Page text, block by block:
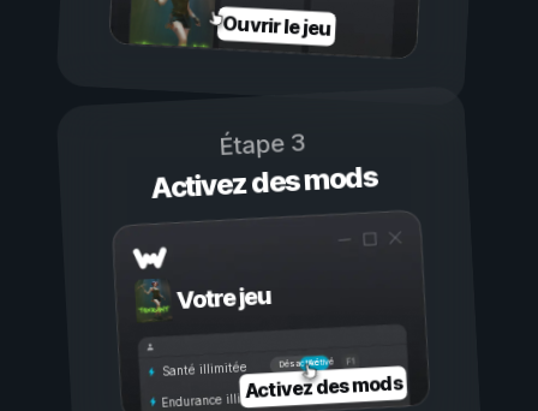
Ouvrir le jeu
Étape 3
Activez des mods
Votre jeu
Activé
Désactivé
Santé illimitée
Endurance illimitéeActivez des mods